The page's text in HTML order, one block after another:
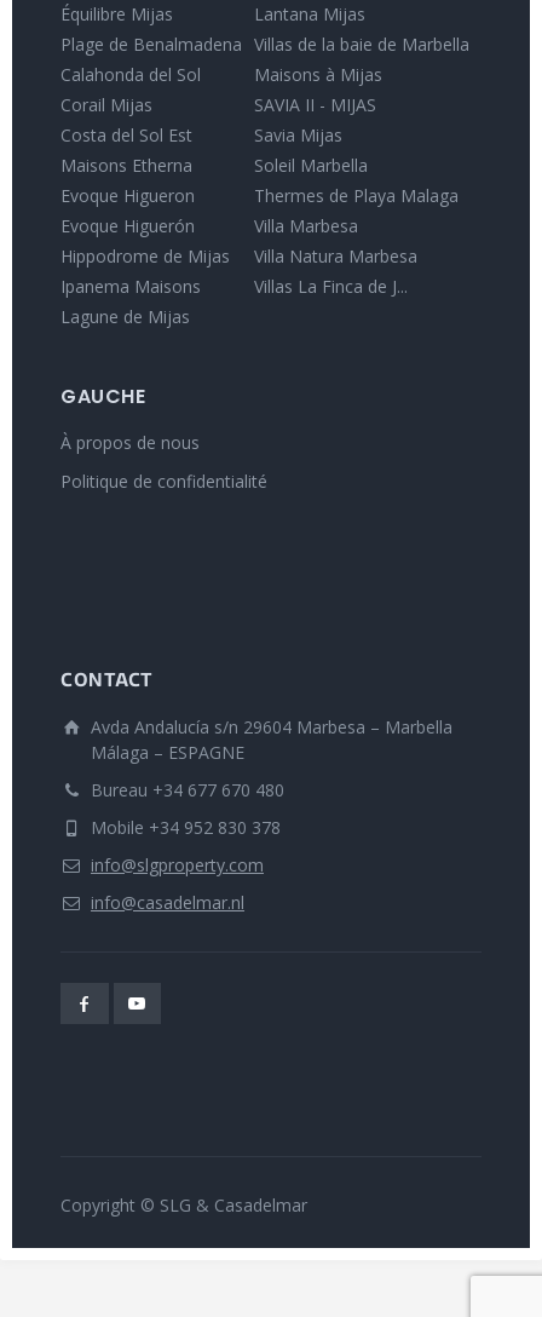
Équilibre Mijas
Plage de Benalmadena
Calahonda del Sol
Corail Mijas
Costa del Sol Est
Maisons Etherna
Evoque Higueron
Evoque Higuerón
Hippodrome de Mijas
Ipanema Maisons
Lagune de Mijas
Lantana Mijas
Villas de la baie de Marbella
Maisons à Mijas
SAVIA II - MIJAS
Savia Mijas
Soleil Marbella
Thermes de Playa Malaga
Villa Marbesa
Villa Natura Marbesa
Villas La Finca de J...
GAUCHE
À propos de nous
Politique de confidentialité
CONTACT
Avda Andalucía s/n 29604 Marbesa – Marbella
Málaga – ESPAGNE
Bureau +34 677 670 480
Mobile +34 952 830 378
info@slgproperty.com
info@casadelmar.nl
Copyright © SLG & Casadelmar